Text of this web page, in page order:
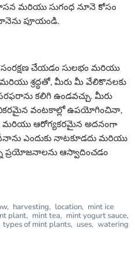
మరియు సుగంధ నూనె కోసం
పూయండి.
చేయడం సులభం మరియు
శ్రద్ధతో, మీరు మీ వేలికొనలకు
కలిగి ఉండవచ్చు. మీరు
వంటకాల్లో ఉపయోగించినా,
ఆరోగ్యకరమైన అదనంగా
ఎందుకు నాటకూడదు మరియు
ప్రయోజనాలను ఆస్వాదించడం
, harvesting, location, mint ice
plant, mint tea, mint yogurt sauce,
types of mint plants, uses, watering